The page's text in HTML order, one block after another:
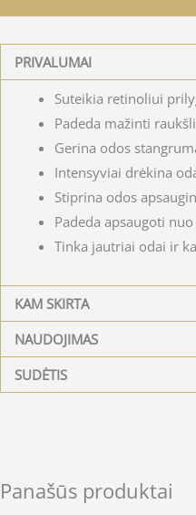
PRIVALUMAI
Suteikia retinoliui
Padeda mažinti
Gerina odos
Intensyviai drėkina
Stiprina odos
Padeda apsaugoti
Tinka jautriai odai ir
KAM SKIRTA
NAUDOJIMAS
SUDĖTIS
Panašūs produktai